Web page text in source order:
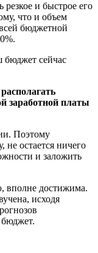
и быстрое его
что и объем
бюджетной
бюджет сейчас
заработной платы
Поэтому
остается ничего
и заложить
вполне достижима.
исходя